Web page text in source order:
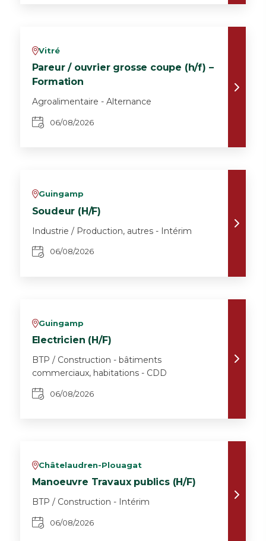
vVitré
Pareur / ouvrier grosse coupe (h/f) –
Formation
Agroalimentaire - Alternance
06/08/2026
vGuingamp
Soudeur (H/F)
Industrie / Production, autres - Intérim
06/08/2026
vGuingamp
Electricien (H/F)
BTP / Construction - bâtiments
commerciaux, habitations - CDD
06/08/2026
vChâtelaudren-Plouagat
Manoeuvre Travaux publics (H/F)
BTP / Construction - Intérim
06/08/2026